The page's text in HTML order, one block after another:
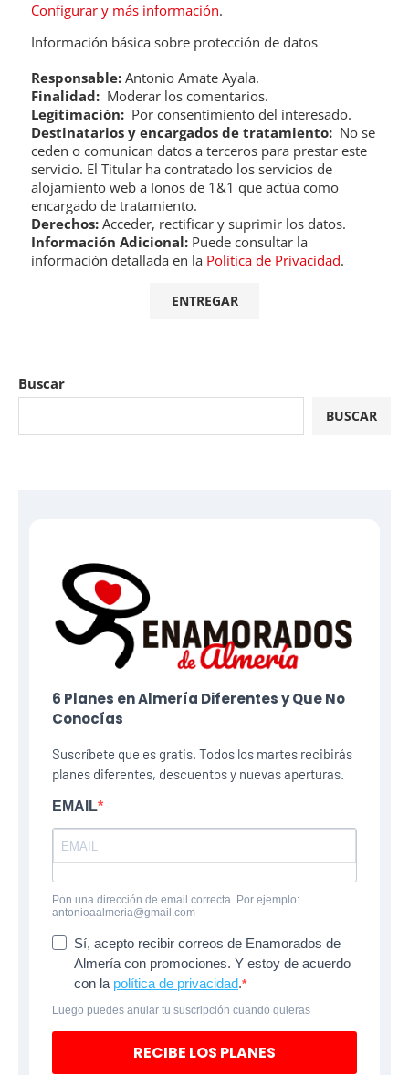
Configurar y más información.
Información básica sobre protección de datos
Responsable: Antonio Amate Ayala.
Finalidad: Moderar los comentarios.
Legitimación: Por consentimiento del interesado.
Destinatarios y encargados de tratamiento: No se
ceden o comunican datos a terceros para prestar este
servicio. El Titular ha contratado los servicios de
alojamiento web a Ionos de 1&1 que actúa como
encargado de tratamiento.
Derechos: Acceder, rectificar y suprimir los datos.
Información Adicional: Puede consultar la
información detallada en la Política de Privacidad.
Buscar
BUSCAR
6 Planes​ en Almería Diferentes y Que No
Conocías
Suscríbete que es gratis. Todos los martes recibirás
planes diferentes, descuentos y nuevas aperturas.
EMAIL
Pon una dirección de email correcta. Por ejemplo:
antonioaalmeria@gmail.com
Sí, acepto recibir correos de Enamorados de
Almería con promociones. Y estoy de acuerdo
con la política de privacidad.
Luego puedes anular tu suscripción cuando quieras
RECIBE LOS PLANES